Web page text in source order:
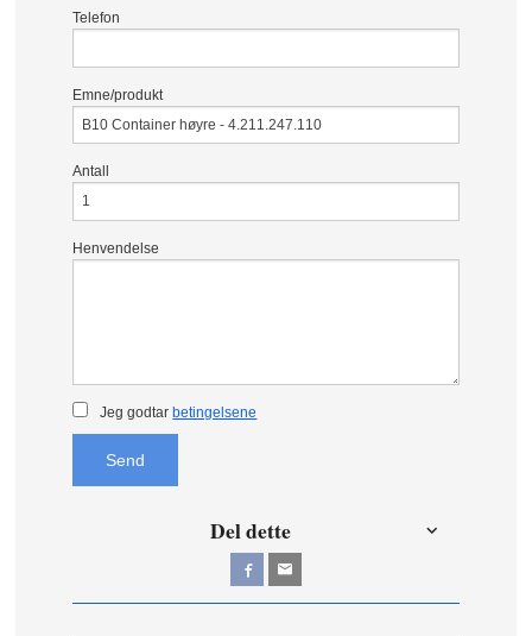
Telefon
Emne/produkt
Antall
Henvendelse
Jeg godtarbetingelsene
Send
Del dette